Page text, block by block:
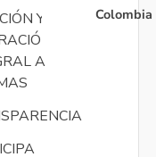
Y
A
Colombia